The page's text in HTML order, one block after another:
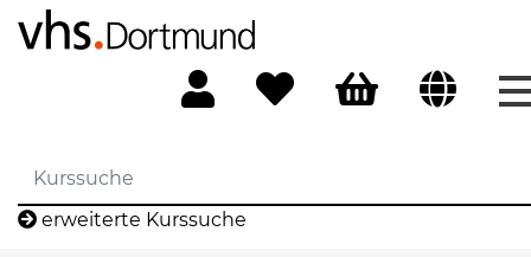
erweiterte Kurssuche